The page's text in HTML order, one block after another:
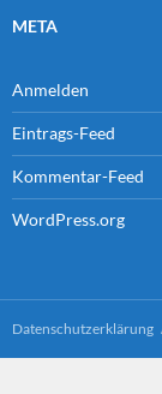
META
Anmelden
Eintrags-Feed
Kommentar-Feed
WordPress.org
Datenschutzerklärung